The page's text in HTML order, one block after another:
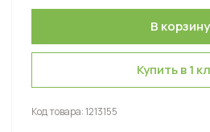
Купить в 1
Код товара:1213155